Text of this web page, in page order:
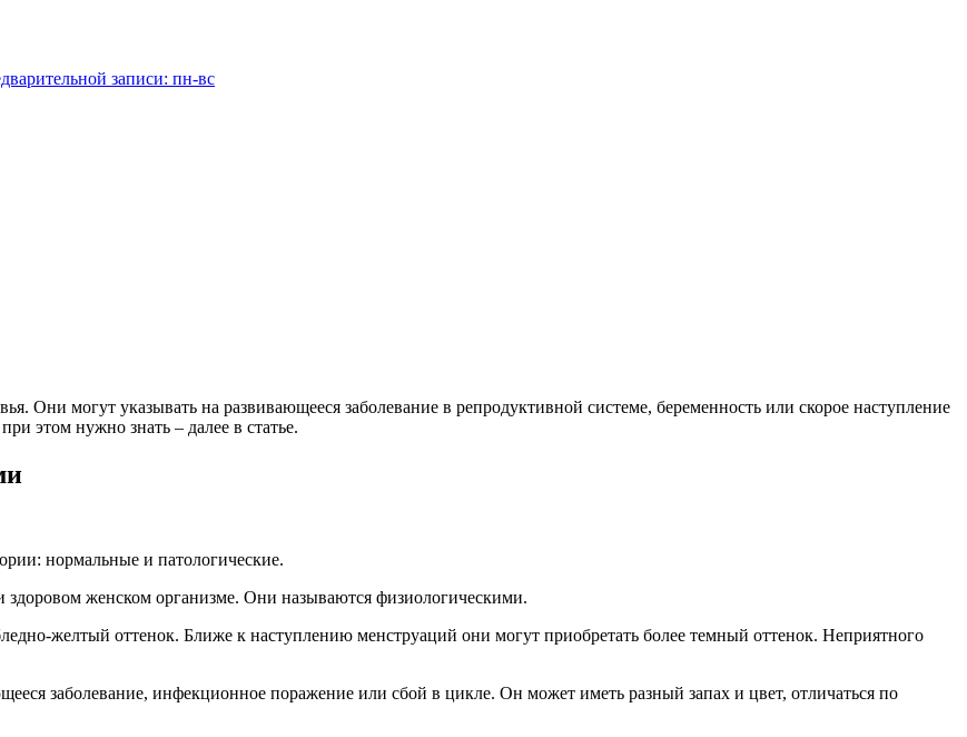
записи: пн-вс
Они могут указывать на развивающееся заболевание в репродуктивной системе, беременность или скорое наступление
этом нужно знать – далее в статье.
нормальные и патологические.
женском организме. Они называются физиологическими.
желтый оттенок. Ближе к наступлению менструаций они могут приобретать более темный оттенок. Неприятного
заболевание, инфекционное поражение или сбой в цикле. Он может иметь разный запах и цвет, отличаться по